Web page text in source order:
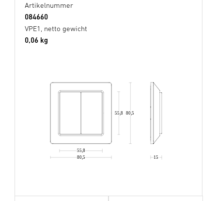
Artikelnummer
084660
VPE1, netto gewicht
0,06 kg
80,5 15
80,5
55,8
55,8